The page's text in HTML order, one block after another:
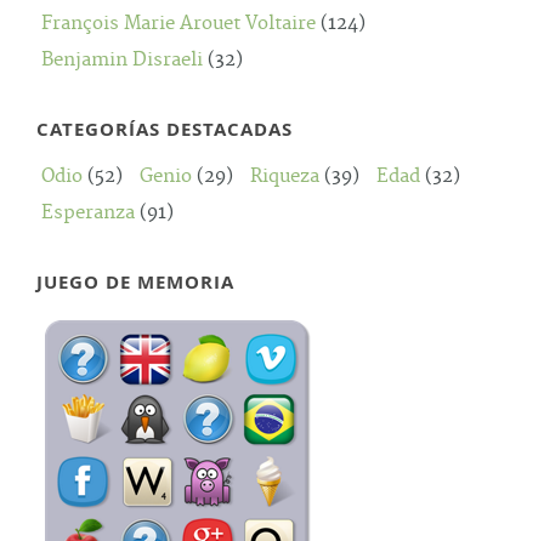
François Marie Arouet Voltaire (124)
Benjamin Disraeli (32)
CATEGORÍAS DESTACADAS
Odio (52) Genio (29) Riqueza (39) Edad (32)
Esperanza (91)
JUEGO DE MEMORIA